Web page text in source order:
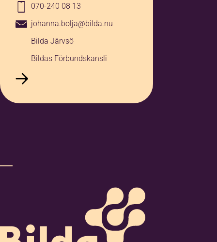
nyhetsbrev. Vad innebär detta?
Mera information
070-240 08 13
johanna.bolja@bilda.nu
Bilda Järvsö
Bildas Förbundskansli